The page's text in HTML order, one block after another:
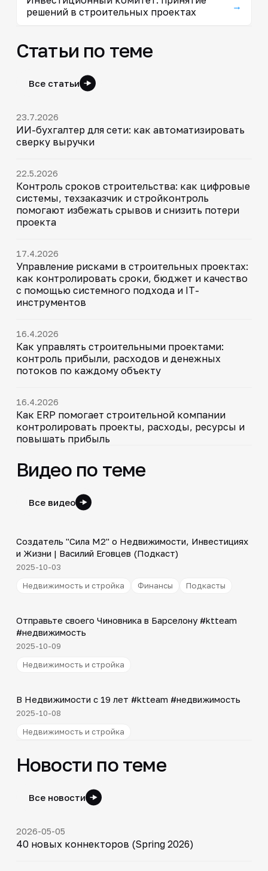
решений в строительных проектах
→
Статьи по теме
Все статьи
23.7.2026
ИИ-бухгалтер для сети: как автоматизировать
сверку выручки
22.5.2026
Контроль сроков строительства: как цифровые
системы, техзаказчик и стройконтроль
помогают избежать срывов и снизить потери
проекта
17.4.2026
Управление рисками в строительных проектах:
как контролировать сроки, бюджет и качество
с помощью системного подхода и IT-
инструментов
16.4.2026
Как управлять строительными проектами:
контроль прибыли, расходов и денежных
потоков по каждому объекту
16.4.2026
Как ERP помогает строительной компании
контролировать проекты, расходы, ресурсы и
повышать прибыль
Видео по теме
Все видео
▶
Создатель "Сила М2" о Недвижимости, Инвестициях
и Жизни | Василий Еговцев (Подкаст)
2025-10-03
Недвижимость и стройка
Финансы Подкасты
▶
Отправьте своего Чиновника в Барселону #ktteam
#недвижимость
2025-10-09
Недвижимость и стройка
▶
В Недвижимости с 19 лет #ktteam #недвижимость
2025-10-08
Недвижимость и стройка
Новости по теме
Все новости
2026-05-05
40 новых коннекторов (Spring 2026)